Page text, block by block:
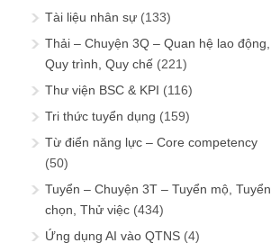
Tài liệu nhân sự (133)
Thải – Chuyện 3Q – Quan hệ lao động,
Quy trình, Quy chế (221)
Thư viện BSC & KPI (116)
Tri thức tuyển dụng (159)
Từ điển năng lực – Core competency
(50)
Tuyển – Chuyện 3T – Tuyển mộ, Tuyển
chọn, Thử việc (434)
Ứng dụng AI vào QTNS (4)